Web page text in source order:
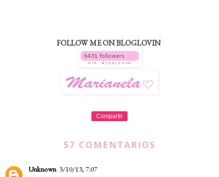
FOLLOW ME ON BLOGLOVIN
Compartir
57 COMENTARIOS
Unknown 3/10/13, 7:07